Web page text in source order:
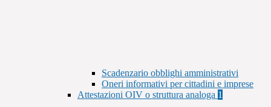
Scadenzario obblighi amministrativi
Oneri informativi per cittadini e imprese
Attestazioni OIV o struttura analoga 1